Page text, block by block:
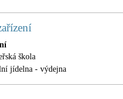
škola
jídelna - výdejna